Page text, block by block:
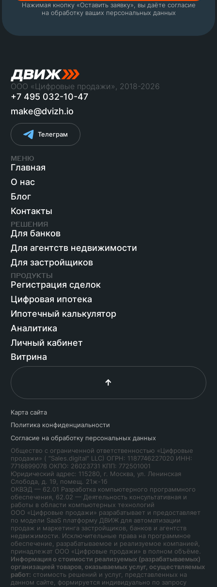
Нажимая кнопку «Оставить заявку», вы даёте согласие
на обработку ваших персональных данных
ООО «Цифровые продажи», 2018-2026
+7 495 032-10-47
make@dvizh.io
Телеграм
МЕНЮ
Главная
О нас
Блог
Контакты
РЕШЕНИЯ
Для банков
Для агентств недвижимости
Для застройщиков
ПРОДУКТЫ
Регистрация сделок
Цифровая ипотека
Ипотечный калькулятор
Аналитика
Личный кабинет
Витрина
Карта сайта
Политика конфиденциальности
Согласие на обработку персональных данных
Общество с ограниченной ответственностью «Цифровые
продажи» ( “Sales.digital” LLC) ОГРН: 1187746227020 ИНН:
7716899078 ОКПО: 26023731 КПП: 772501001
Юридический адрес: 115280, г. Москва, ул. Ленинская
Слобода, д. 19, помещ. 21ж-1б
ОКВЭД — 62.01 Разработка компьютерного программного
обеспечения, 62.02 — Деятельность консультативная и
работы в области компьютерных технологий
ООО «Цифровые продажи» разрабатывает и предоставляет
по модели SaaS платформу ДВИЖ для автоматизации
продаж и маркетинга застройщиков, банков и агентств
недвижимости. Исключительные права на программное
обеспечение, разрабатываемое и реализуемое компанией,
принадлежат ООО «Цифровые продажи» в полном объёме.
Информация о стоимости реализуемых (разрабатываемых)
организацией товаров, оказываемых услуг, осуществляемых
работ: стоимость решений и услуг, представленных на
данном сайте, формируется индивидуально по запросу